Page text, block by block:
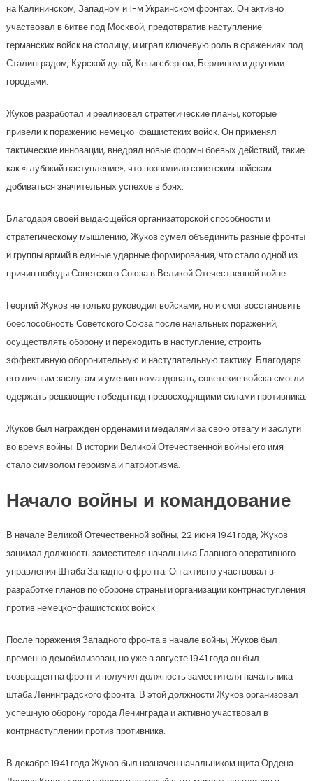
на Калининском, Западном и 1-м Украинском фронтах. Он активно
участвовал в битве под Москвой, предотвратив наступление
германских войск на столицу, и играл ключевую роль в сражениях под
Сталинградом, Курской дугой, Кенигсбергом, Берлином и другими
городами.
Жуков разработал и реализовал стратегические планы, которые
привели к поражению немецко-фашистских войск. Он применял
тактические инновации, внедрял новые формы боевых действий, такие
как «глубокий наступление», что позволило советским войскам
добиваться значительных успехов в боях.
Благодаря своей выдающейся организаторской способности и
стратегическому мышлению, Жуков сумел объединить разные фронты
и группы армий в единые ударные формирования, что стало одной из
причин победы Советского Союза в Великой Отечественной войне.
Георгий Жуков не только руководил войсками, но и смог восстановить
боеспособность Советского Союза после начальных поражений,
осуществлять оборону и переходить в наступление, строить
эффективную оборонительную и наступательную тактику. Благодаря
его личным заслугам и умению командовать, советские войска смогли
одержать решающие победы над превосходящими силами противника.
Жуков был награжден орденами и медалями за свою отвагу и заслуги
во время войны. В истории Великой Отечественной войны его имя
стало символом героизма и патриотизма.
Начало войны и командование
В начале Великой Отечественной войны, 22 июня 1941 года, Жуков
занимал должность заместителя начальника Главного оперативного
управления Штаба Западного фронта. Он активно участвовал в
разработке планов по обороне страны и организации контрнаступления
против немецко-фашистских войск.
После поражения Западного фронта в начале войны, Жуков был
временно демобилизован, но уже в августе 1941 года он был
возвращен на фронт и получил должность заместителя начальника
штаба Ленинградского фронта. В этой должности Жуков организовал
успешную оборону города Ленинграда и активно участвовал в
контрнаступлении против противника.
В декабре 1941 года Жуков был назначен начальником щита Ордена